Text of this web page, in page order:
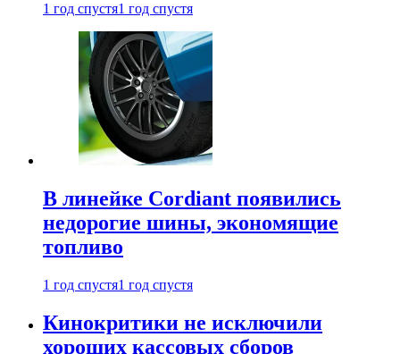
1 год спустя1 год спустя
В линейке Cordiant появились
недорогие шины, экономящие
топливо
1 год спустя1 год спустя
Кинокритики не исключили
хороших кассовых сборов